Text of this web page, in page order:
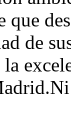
que
de